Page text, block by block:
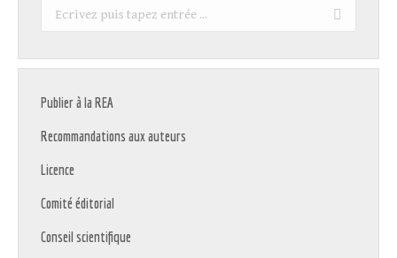
Recherche
Publier à la REA
Recommandations aux auteurs
Licence
Comité éditorial
Conseil scientifique